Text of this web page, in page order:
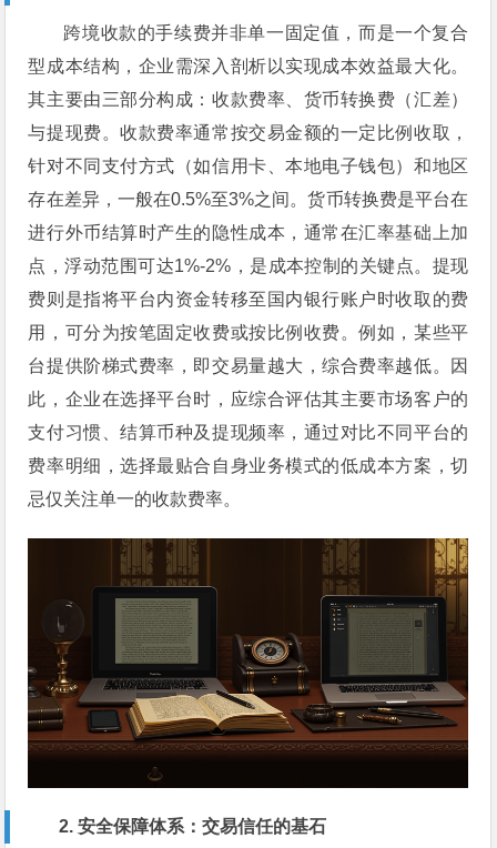
跨境收款的手续费并非单一固定值，而是一个复合
型成本结构，企业需深入剖析以实现成本效益最大化。
其主要由三部分构成：收款费率、货币转换费（汇差）
与提现费。收款费率通常按交易金额的一定比例收取，
针对不同支付方式（如信用卡、本地电子钱包）和地区
存在差异，一般在0.5%至3%之间。货币转换费是平台在
进行外币结算时产生的隐性成本，通常在汇率基础上加
点，浮动范围可达1%-2%，是成本控制的关键点。提现
费则是指将平台内资金转移至国内银行账户时收取的费
用，可分为按笔固定收费或按比例收费。例如，某些平
台提供阶梯式费率，即交易量越大，综合费率越低。因
此，企业在选择平台时，应综合评估其主要市场客户的
支付习惯、结算币种及提现频率，通过对比不同平台的
费率明细，选择最贴合自身业务模式的低成本方案，切
忌仅关注单一的收款费率。
2. 安全保障体系：交易信任的基石